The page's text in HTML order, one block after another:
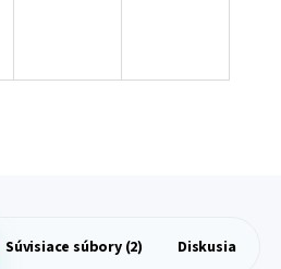
Súvisiace súbory (2) Diskusia